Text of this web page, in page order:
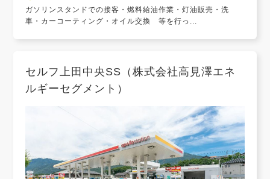
ガソリンスタンドでの接客・燃料給油作業・灯油販売・洗
車・カーコーティング・オイル交換 等を行っ...
セルフ上田中央SS（株式会社高見澤エネ
ルギーセグメント）